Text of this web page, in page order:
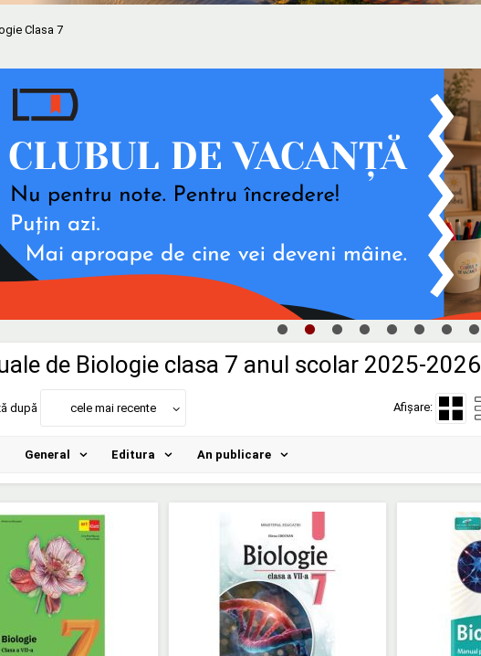
Clasa 7
de Biologie clasa 7 anul scolar 2025-2026
după cele mai recente Afișare:
General Editura An publicare